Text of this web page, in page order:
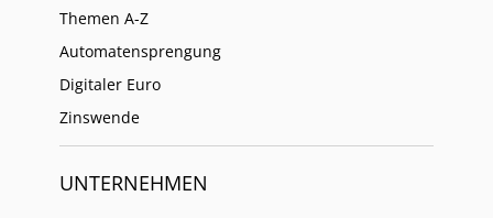
Themen A-Z
Automatensprengung
Digitaler Euro
Zinswende
UNTERNEHMEN